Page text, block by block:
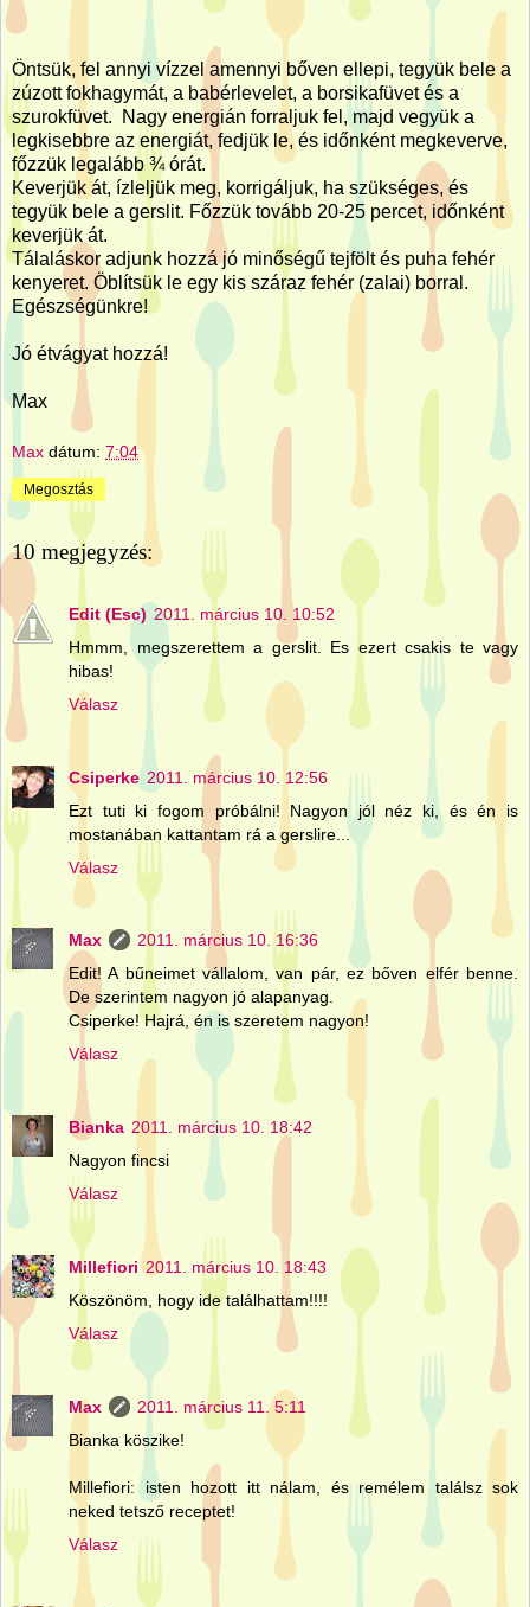
Öntsük, fel annyi vízzel amennyi bőven ellepi, tegyük bele a
zúzott fokhagymát, a babérlevelet, a borsikafüvet és a
szurokfüvet. Nagy energián forraljuk fel, majd vegyük a
legkisebbre az energiát, fedjük le, és időnként megkeverve,
főzzük legalább ¾ órát.
Keverjük át, ízleljük meg, korrigáljuk, ha szükséges, és
tegyük bele a gerslit. Főzzük tovább 20-25 percet, időnként
keverjük át.
Tálaláskor adjunk hozzá jó minőségű tejfölt és puha fehér
kenyeret. Öblítsük le egy kis száraz fehér (zalai) borral.
Egészségünkre!
Jó étvágyat hozzá!
Max
Max dátum: 7:04
Megosztás
10 megjegyzés:
Edit (Esc) 2011. március 10. 10:52
Hmmm, megszerettem a gerslit. Es ezert csakis te vagy
hibas!
Válasz
Csiperke 2011. március 10. 12:56
Ezt tuti ki fogom próbálni! Nagyon jól néz ki, és én is
mostanában kattantam rá a gerslire...
Válasz
Max
2011. március 10. 16:36
Edit! A bűneimet vállalom, van pár, ez bőven elfér benne.
De szerintem nagyon jó alapanyag.
Csiperke! Hajrá, én is szeretem nagyon!
Válasz
Bianka 2011. március 10. 18:42
Nagyon fincsi
Válasz
Millefiori 2011. március 10. 18:43
Köszönöm, hogy ide találhattam!!!!
Válasz
Max
2011. március 11. 5:11
Bianka köszike!
Millefiori: isten hozott itt nálam, és remélem találsz sok
neked tetsző receptet!
Válasz